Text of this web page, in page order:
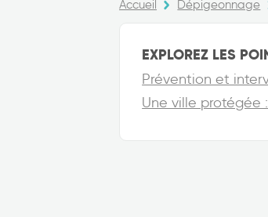
Accueil Dépigeonnage
EXPLOREZ LES
Prévention et
Une ville protégée